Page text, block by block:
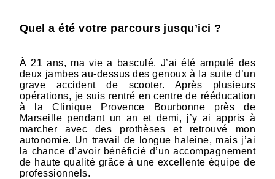
Quel a été votre parcours jusqu’ici ?
À 21 ans, ma vie a basculé. J’ai été amputé des
deux jambes au-dessus des genoux à la suite d’un
grave accident de scooter. Après plusieurs
opérations, je suis rentré en centre de rééducation
à la Clinique Provence Bourbonne près de
Marseille pendant un an et demi, j’y ai appris à
marcher avec des prothèses et retrouvé mon
autonomie. Un travail de longue haleine, mais j’ai
la chance d’avoir bénéficié d’un accompagnement
de haute qualité grâce à une excellente équipe de
professionnels.